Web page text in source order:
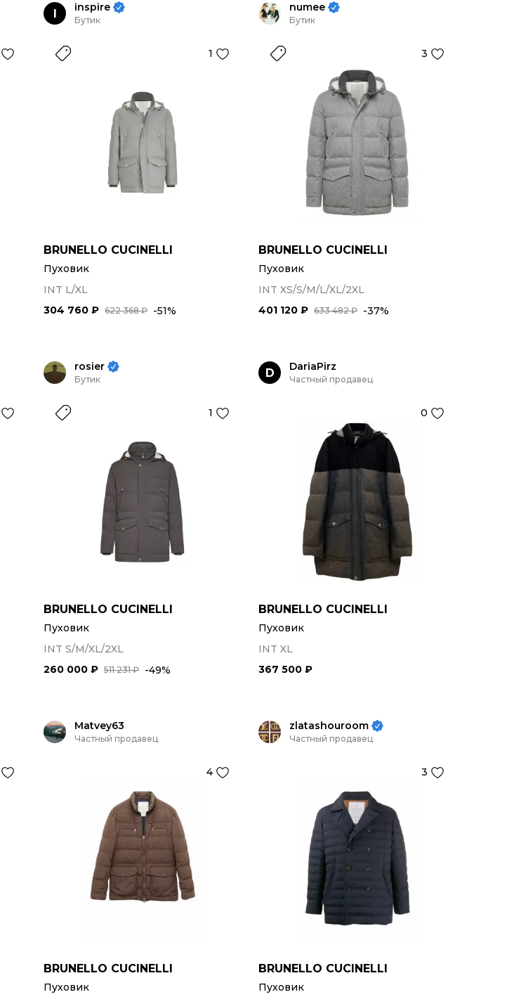
I inspire
Бутик
1
BRUNELLO CUCINELLI
Пуховик
INT L/XL
622 368 ₽
304 760 ₽ -51%
numee
Бутик
3
BRUNELLO CUCINELLI
Пуховик
INT XS/S/M/L/XL/2XL
633 482 ₽
401 120 ₽ -37%
rosier
Бутик
1
BRUNELLO CUCINELLI
Пуховик
INT S/M/XL/2XL
511 231 ₽
260 000 ₽ -49%
D DariaPirz
Частный продавец
0
BRUNELLO CUCINELLI
Пуховик
INT XL
367 500 ₽
Matvey63
Частный продавец
4
BRUNELLO CUCINELLI
Пуховик
zlatashouroom
Частный продавец
3
BRUNELLO CUCINELLI
Пуховик